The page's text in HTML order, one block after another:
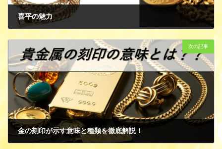
喜平の魅力
次の記事
金の刻印が示す意味と種類を徹底解説！